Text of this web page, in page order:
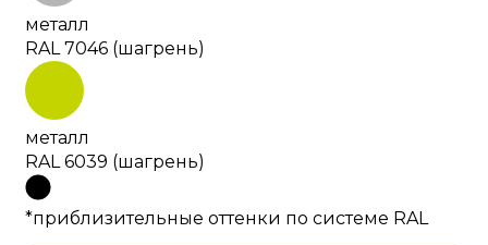
металл
RAL 7046 (шагрень)
металл
RAL 6039 (шагрень)
*приблизительные оттенки по системе RAL